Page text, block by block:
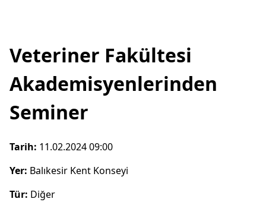
Veteriner Fakültesi
Akademisyenlerinden
Seminer
Tarih: 11.02.2024 09:00
Yer: Balıkesir Kent Konseyi
Tür: Diğer